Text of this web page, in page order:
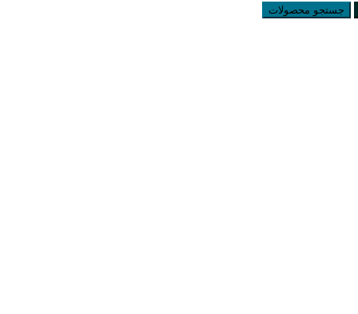
جستجو محصولات